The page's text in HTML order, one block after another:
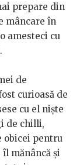
prepare din
mâncare în
amesteci cu
de
curioasă de
cu el niște
de chilli,
obicei pentru
mănâncă și